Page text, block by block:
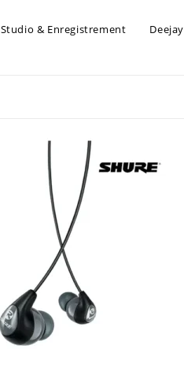
Studio & Enregistrement Deejay